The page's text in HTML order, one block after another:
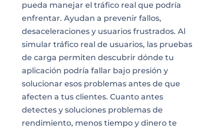
pueda manejar el tráfico real que podría
enfrentar. Ayudan a prevenir fallos,
desaceleraciones y usuarios frustrados. Al
simular tráfico real de usuarios, las pruebas
de carga permiten descubrir dónde tu
aplicación podría fallar bajo presión y
solucionar esos problemas antes de que
afecten a tus clientes. Cuanto antes
detectes y soluciones problemas de
rendimiento, menos tiempo y dinero te